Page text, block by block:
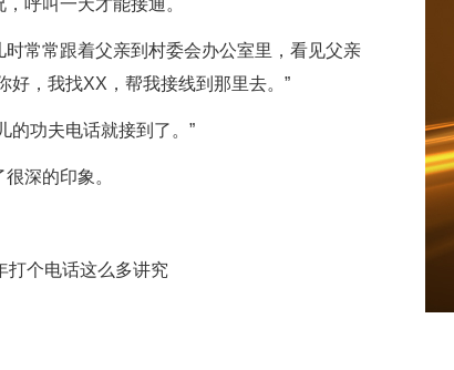
呼叫一天才能接通。
常常跟着父亲到村委会办公室里，看见父亲
好，我找XX，帮我接线到那里去。”
的功夫电话就接到了。”
深的印象。